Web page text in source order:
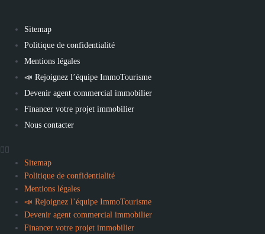
Sitemap
Politique de confidentialité
Mentions légales
📣 Rejoignez l’équipe ImmoTourisme
Devenir agent commercial immobilier
Financer votre projet immobilier
Nous contacter
Sitemap
Politique de confidentialité
Mentions légales
📣 Rejoignez l’équipe ImmoTourisme
Devenir agent commercial immobilier
Financer votre projet immobilier